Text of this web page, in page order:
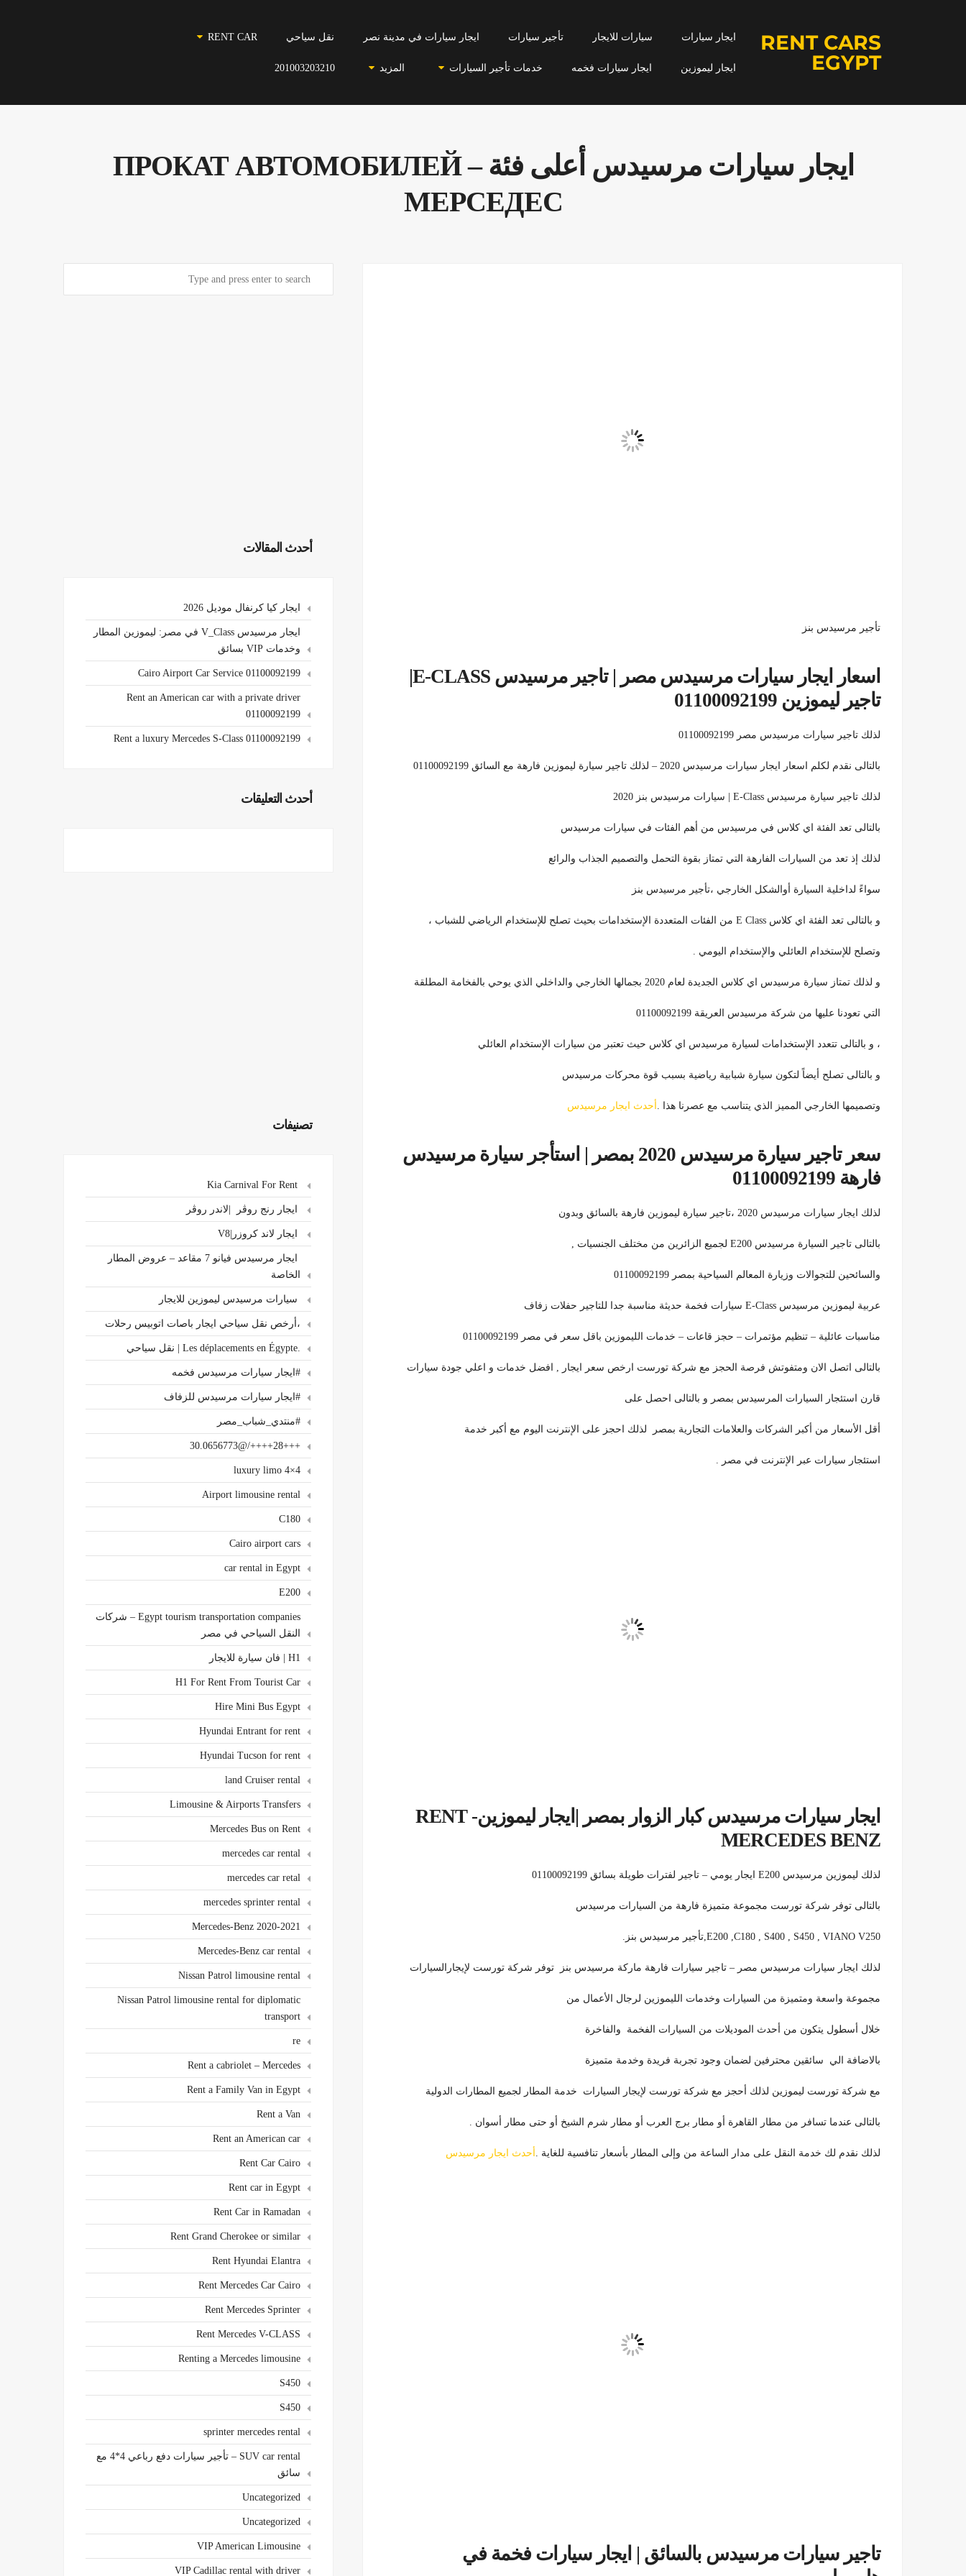
RENT CARS
EGYPT
ايجار سيارات سيارات للايجار تأجير سيارات ايجار سيارات في مدينة نصر نقل سياحي RENT CAR
ايجار ليموزين ايجار سيارات فخمه خدمات تأجير السيارات المزيد 201003203210
ايجار سيارات مرسيدس أعلى فئة – ПРОКАТ АВТОМОБИЛЕЙ
МЕРСЕДЕС
تأجير مرسيدس بنز
اسعار ايجار سيارات مرسيدس مصر | تاجير مرسيدس E-CLASS|
تاجير ليموزين 01100092199
لذلك تاجير سيارات مرسيدس مصر 01100092199
بالتالى نقدم لكلم اسعار ايجار سيارات مرسيدس 2020 – لذلك تاجير سيارة ليموزين فارهة مع السائق 01100092199
لذلك تاجير سيارة مرسيدس E-Class | سيارات مرسيدس بنز 2020
بالتالى تعد الفئة اي كلاس في مرسيدس من أهم الفئات في سيارات مرسيدس
لذلك إذ تعد من السيارات الفارهة التي تمتاز بقوة التحمل والتصميم الجذاب والرائع
سواءً لداخلية السيارة أوالشكل الخارجي ،تأجير مرسيدس بنز
و بالتالى تعد الفئة اي كلاس E Class من الفئات المتعددة الإستخدامات بحيث تصلح للإستخدام الرياضي للشباب ،
وتصلح للإستخدام العائلي والإستخدام اليومي .
و لذلك تمتاز سيارة مرسيدس اي كلاس الجديدة لعام 2020 بجمالها الخارجي والداخلي الذي يوحي بالفخامة المطلقة
التي تعودنا عليها من شركة مرسيدس العريقة 01100092199
، و بالتالى تتعدد الإستخدامات لسيارة مرسيدس اي كلاس حيث تعتبر من سيارات الإستخدام العائلي
و بالتالى تصلح أيضاً لتكون سيارة شبابية رياضية بسبب قوة محركات مرسيدس
وتصميمها الخارجي المميز الذي يتناسب مع عصرنا هذا . أحدث ايجار مرسيدس
سعر تاجير سيارة مرسيدس 2020 بمصر | استأجر سيارة مرسيدس
فارهة 01100092199
لذلك ايجار سيارات مرسيدس 2020 ،تاجير سيارة ليموزين فارهة بالسائق وبدون
بالتالى تاجير السيارة مرسيدس E200 لجميع الزائرين من مختلف الجنسيات ,
والسائحين للتجوالات وزيارة المعالم السياحية بمصر 01100092199
عربية ليموزين مرسيدس E-Class سيارات فخمة حديثة مناسبة جدا للتاجير حفلات زفاف
مناسبات عائلية – تنظيم مؤتمرات – حجز قاعات – خدمات الليموزين باقل سعر في مصر 01100092199
بالتالى اتصل الان ومتفوتش فرصة الحجز مع شركة تورست ارخص سعر ايجار , افضل خدمات و اعلي جودة سيارات
قارن استئجار السيارات المرسيدس بمصر و بالتالى احصل على
أقل الأسعار من أكبر الشركات والعلامات التجارية بمصر لذلك احجز على الإنترنت اليوم مع أكبر خدمة
استئجار سيارات عبر الإنترنت في مصر .
ايجار سيارات مرسيدس كبار الزوار بمصر |ايجار ليموزين- RENT
MERCEDES BENZ
لذلك ليموزين مرسيدس E200 ايجار يومي – تاجير لفترات طويلة بسائق 01100092199
بالتالى توفر شركة تورست مجموعة متميزة فارهة من السيارات مرسيدس
E200 ,C180 , S400 , S450 , VIANO V250,تأجير مرسيدس بنز.
لذلك ايجار سيارات مرسيدس مصر – تاجير سيارات فارهة ماركة مرسيدس بنز توفر شركة تورست لإيجارالسيارات
مجموعة واسعة ومتميزة من السيارات وخدمات الليموزين لرجال الأعمال من
خلال أسطول يتكون من أحدث الموديلات من السيارات الفخمة والفاخرة
بالاضافة الي سائقين محترفين لضمان وجود تجربة فريدة وخدمة متميزة
مع شركة تورست ليموزين لذلك أحجز مع شركة تورست لإيجار السيارات خدمة المطار لجميع المطارات الدولية
بالتالى عندما تسافر من مطار القاهرة أو مطار برج العرب أو مطار شرم الشيخ أو حتى مطار أسوان .
لذلك نقدم لك خدمة النقل على مدار الساعة من وإلى المطار بأسعار تنافسية للغاية . أحدث ايجار مرسيدس
تاجير سيارات مرسيدس بالسائق | ايجار سيارات فخمة في
أحدث المقالات
ايجار كيا كرنفال موديل 2026
ايجار مرسيدس V_Class في مصر: ليموزين المطار
وخدمات VIP بسائق
Cairo Airport Car Service 01100092199
Rent an American car with a private driver
01100092199
Rent a luxury Mercedes S-Class 01100092199
أحدث التعليقات
تصنيفات
ايجار رنج روڤر |لاندر روڤر
ايجار لاند كروزر|V8
ايجار مرسيدس فيانو 7 مقاعد – عروض المطار
الخاصة
سيارات مرسيدس ليموزين للايجار
،أرخص نقل سياحي ايجار باصات اتوبيس رحلات
.Les déplacements en Égypte | نقل سياحي
#ايجار سيارات مرسيدس فخمه
#ايجار سيارات مرسيدس للزفاف
#منتدي_شباب_مصر
+++28++++/@30.0656773
4×4 luxury limo
Airport limousine rental
C180
Cairo airport cars
car rental in Egypt
E200
Egypt tourism transportation companies – شركات
النقل السياحي في مصر
H1 | فان سيارة للايجار
H1 For Rent From Tourist Car
Hire Mini Bus Egypt
Hyundai Entrant for rent
Hyundai Tucson for rent
land Cruiser rental
Limousine & Airports Transfers
Mercedes Bus on Rent
mercedes car rental
mercedes car retal
mercedes sprinter rental
Mercedes-Benz 2020-2021
Mercedes-Benz car rental
Nissan Patrol limousine rental
Nissan Patrol limousine rental for diplomatic
transport
re
Rent a cabriolet – Mercedes
Rent a Family Van in Egypt
Rent a Van
Rent an American car
Rent Car Cairo
Rent car in Egypt
Rent Car in Ramadan
Rent Grand Cherokee or similar
Rent Hyundai Elantra
Rent Mercedes Car Cairo
Rent Mercedes Sprinter
Rent Mercedes V-CLASS
Renting a Mercedes limousine
S450
S450
sprinter mercedes rental
SUV car rental – تأجير سيارات دفع رباعي 4*4 مع
سائق
Uncategorized
Uncategorized
VIP American Limousine
VIP Cadillac rental with driver